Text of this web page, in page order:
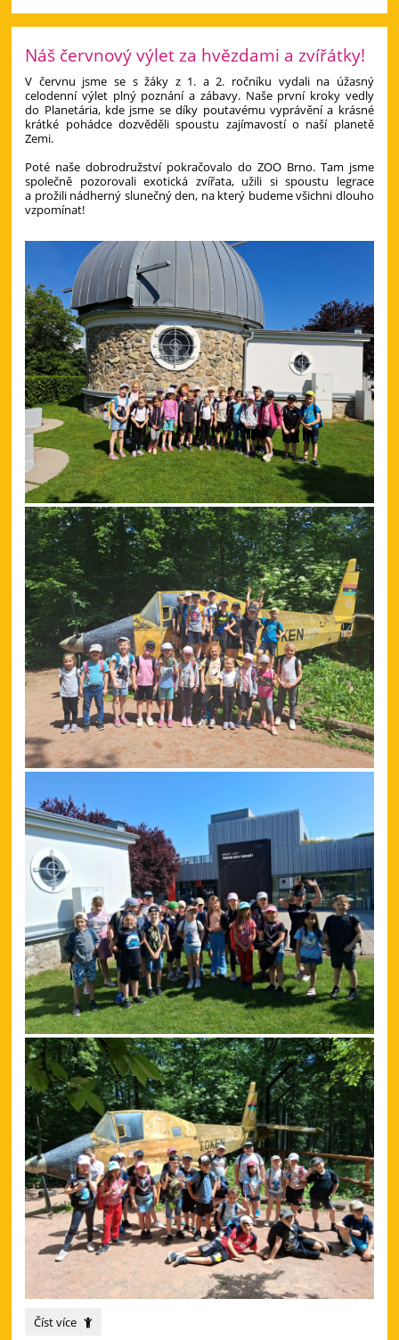
Náš červnový výlet za hvězdami a zvířátky!
V červnu jsme se s žáky z 1. a 2. ročníku vydali na úžasný
celodenní výlet plný poznání a zábavy. Naše první kroky vedly
do Planetária, kde jsme se díky poutavému vyprávění a krásné
krátké pohádce dozvěděli spoustu zajímavostí o naší planetě
Zemi.
Poté naše dobrodružství pokračovalo do ZOO Brno. Tam jsme
společně pozorovali exotická zvířata, užili si spoustu legrace
a prožili nádherný slunečný den, na který budeme všichni dlouho
vzpomínat!
Náš
Číst více